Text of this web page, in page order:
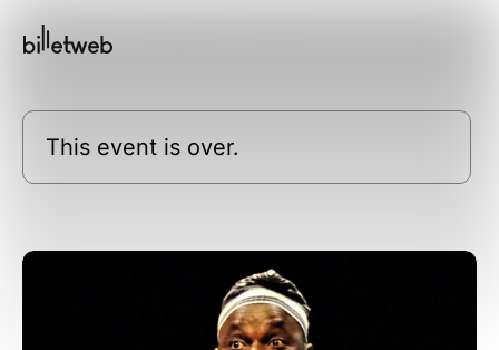
This event is over.